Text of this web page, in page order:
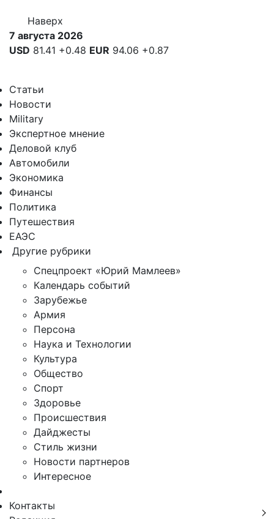
Наверх
7 августа 2026
USD 81.41 +0.48 EUR 94.06 +0.87
Статьи
Новости
Military
Экспертное мнение
Деловой клуб
Автомобили
Экономика
Финансы
Политика
Путешествия
ЕАЭС
Другие рубрики
Спецпроект «Юрий Мамлеев»
Календарь событий
Зарубежье
Армия
Персона
Наука и Технологии
Культура
Общество
Спорт
Здоровье
Происшествия
Дайджесты
Стиль жизни
Новости партнеров
Интересное
Контакты